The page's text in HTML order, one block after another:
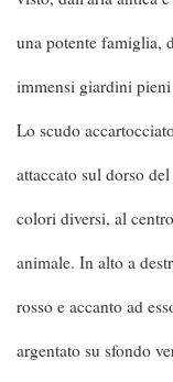
una potente famiglia,
immensi giardini
Lo scudo
attaccato sul dorso
colori diversi, al
animale. In alto a
rosso e accanto ad
argentato su sfondo